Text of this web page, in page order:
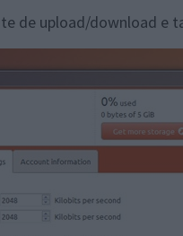
de upload/download e